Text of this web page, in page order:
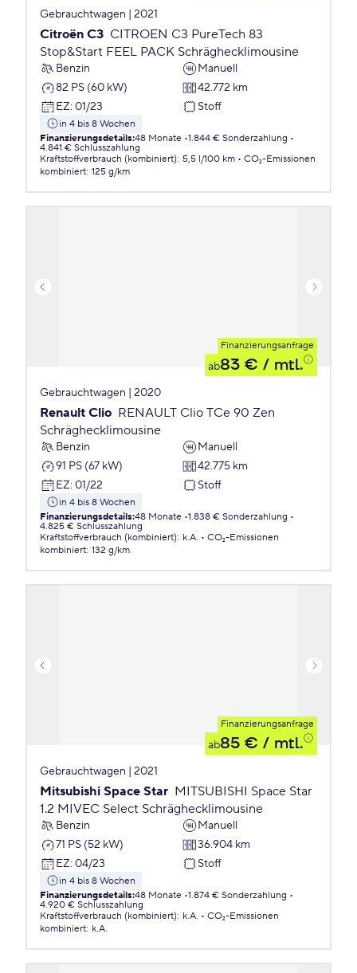
Gebrauchtwagen | 2021
Citroën C3 CITROEN C3 PureTech 83
Stop&Start FEEL PACK Schräghecklimousine
Benzin
Manuell
82 PS (60 kW)
42.772 km
EZ: 01/23 Stoff
in 4 bis 8 Wochen
Finanzierungsdetails:48 Monate 1.844 € Sonderzahlung
4.841 € Schlusszahlung
Kraftstoffverbrauch (kombiniert): 5,5 l/100 km
CO₂-Emissionen
kombiniert: 125 g/km
Finanzierungsanfrage
ab83 € / mtl.
Gebrauchtwagen | 2020
Renault Clio RENAULT Clio TCe 90 Zen
Schräghecklimousine
Benzin
Manuell
91 PS (67 kW)
42.775 km
EZ: 01/22 Stoff
in 4 bis 8 Wochen
Finanzierungsdetails:48 Monate 1.838 € Sonderzahlung
4.825 € Schlusszahlung
Kraftstoffverbrauch (kombiniert): k.A.
CO₂-Emissionen
kombiniert: 132 g/km
Finanzierungsanfrage
ab85 € / mtl.
Gebrauchtwagen | 2021
Mitsubishi Space Star MITSUBISHI Space Star
1.2 MIVEC Select Schräghecklimousine
Benzin
Manuell
71 PS (52 kW)
36.904 km
EZ: 04/23 Stoff
in 4 bis 8 Wochen
Finanzierungsdetails:48 Monate 1.874 € Sonderzahlung
4.920 € Schlusszahlung
Kraftstoffverbrauch (kombiniert): k.A.
CO₂-Emissionen
kombiniert: k.A.